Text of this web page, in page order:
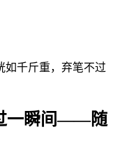
如千斤重，弃笔不过
一瞬间——随